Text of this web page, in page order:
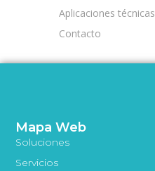
Aplicaciones técnicas
Contacto
Mapa Web
Soluciones
Servicios